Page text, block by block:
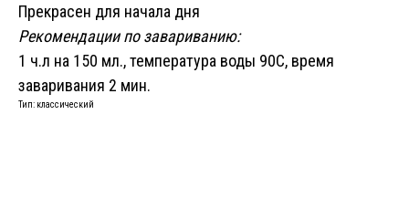
Прекрасен для начала дня
Рекомендации по завариванию:
1 ч.л на 150 мл., температура воды 90С, время
заваривания 2 мин.
Тип: классический